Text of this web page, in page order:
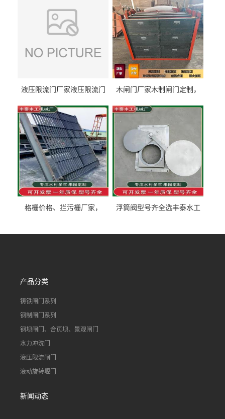
液压限流门厂家液压限流门
泰制造
木闸门厂家木制闸门定制，
型号齐全
格栅价格、拦污栅厂家，
浮筒阀型号齐全选丰泰水工
道水库电站污水处理钢制闸
产品分类
铸铁闸门系列
钢制闸门系列
钢坝闸门、合页坝、景观闸门
水力冲洗门
液压限流闸门
液动旋转堰门
新闻动态